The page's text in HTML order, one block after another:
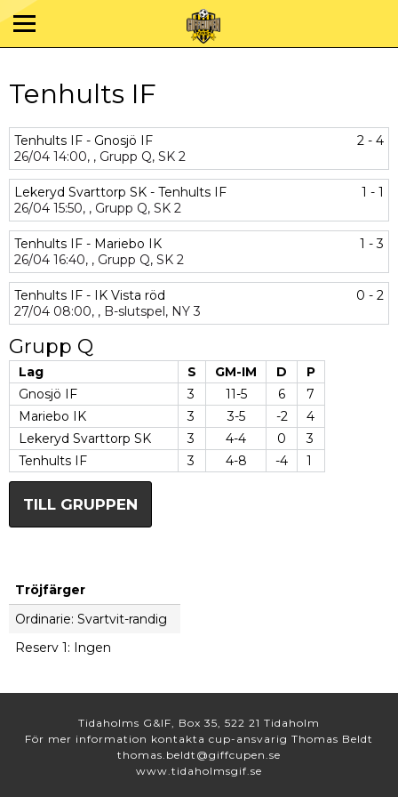
Tenhults IF
Tenhults IF - Gnosjö IF
2 - 4
26/04 14:00, , Grupp Q, SK 2
Lekeryd Svarttorp SK - Tenhults IF
1 - 1
26/04 15:50, , Grupp Q, SK 2
Tenhults IF - Mariebo IK
1 - 3
26/04 16:40, , Grupp Q, SK 2
Tenhults IF - IK Vista röd
0 - 2
27/04 08:00, , B-slutspel, NY 3
Grupp Q
Lag S GM-IM D
P
Gnosjö IF
3 11-5 6
7
Mariebo IK
3 3-5 -2
4
Lekeryd Svarttorp SK
3 4-4 0
3
Tenhults IF
3 4-8 -4 1
TILL GRUPPEN
Tröjfärger
Ordinarie: Svartvit-randig
Reserv 1: Ingen
Tidaholms G&IF, Box 35, 522 21 Tidaholm
För mer information kontakta cup-ansvarig Thomas Beldt
thomas.beldt@giffcupen.se
www.tidaholmsgif.se